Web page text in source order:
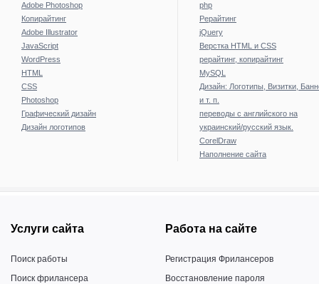
Adobe Photoshop
Копирайтинг
Adobe Illustrator
JavaScript
WordPress
HTML
CSS
Photoshop
Графический дизайн
Дизайн логотипов
php
Рерайтинг
jQuery
Верстка HTML и CSS
рерайтинг, копирайтинг
MySQL
Дизайн: Логотипы, Визитки,
и т. п.
переводы с английского на
украинский/русский язык.
CorelDraw
Наполнение сайта
Услуги сайта
Поиск работы
Поиск фрилансера
Работа на сайте
Регистрация Фрилансеров
Восстановление пароля